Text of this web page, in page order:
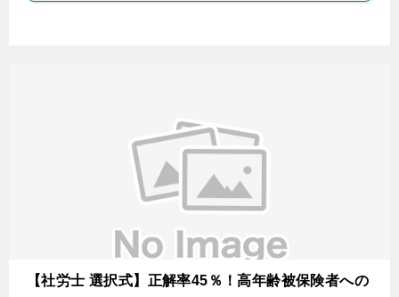
【社労士 選択式】正解率45％！高年齢被保険者への